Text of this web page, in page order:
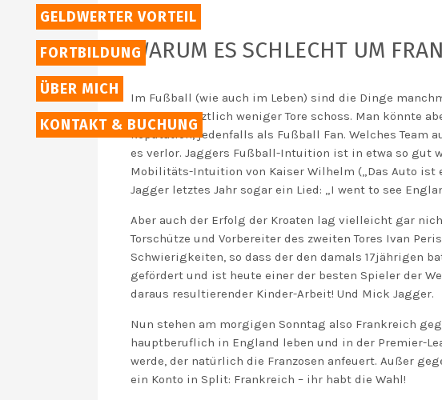
GELDWERTER VORTEIL
FORTBILDUNG
ÜBER MICH
KONTAKT & BUCHUNG
WARUM ES SCHLECHT UM
Im Fußball (wie auch im Leben) sind die Dinge
das Team letztlich weniger Tore schoss. Man könnte
Reputation, jedenfalls als Fußball Fan. Welches Team
es verlor. Jaggers Fußball-Intuition ist in etwa so gut
Mobilitäts-Intuition von Kaiser Wilhelm („Das Auto
Jagger letztes Jahr sogar ein Lied: „I went to see
Aber auch der Erfolg der Kroaten lag vielleicht gar
Torschütze und Vorbereiter des zweiten Tores Ivan
Schwierigkeiten, so dass der den damals 17jährigen
gefördert und ist heute einer der besten Spieler der
daraus resultierender Kinder-Arbeit! Und Mick Jagger.
Nun stehen am morgigen Sonntag also Frankreich
hauptberuflich in England leben und in der Premier-
werde, der natürlich die Franzosen anfeuert. Außer
ein Konto in Split: Frankreich – ihr habt die Wahl!